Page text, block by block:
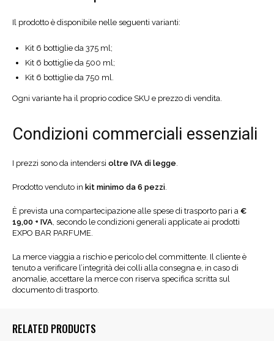
Il prodotto è disponibile nelle seguenti varianti:
Kit 6 bottiglie da 375 ml;
Kit 6 bottiglie da 500 ml;
Kit 6 bottiglie da 750 ml.
Ogni variante ha il proprio codice SKU e prezzo di vendita.
Condizioni commerciali essenziali
I prezzi sono da intendersi oltre IVA di legge.
Prodotto venduto in kit minimo da 6 pezzi.
È prevista una compartecipazione alle spese di trasporto pari a €
19,00 + IVA, secondo le condizioni generali applicate ai prodotti
EXPO BAR PARFUME.
La merce viaggia a rischio e pericolo del committente. Il cliente è
tenuto a verificare l’integrità dei colli alla consegna e, in caso di
anomalie, accettare la merce con riserva specifica scritta sul
documento di trasporto.
RELATED PRODUCTS